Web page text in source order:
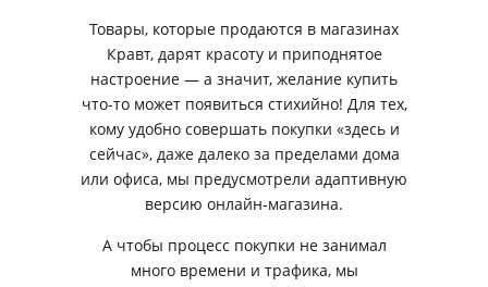
Товары, которые продаются в магазинах
Кравт, дарят красоту и приподнятое
настроение — а значит, желание купить
что-то может появиться стихийно! Для тех,
кому удобно совершать покупки «здесь и
сейчас», даже далеко за пределами дома
или офиса, мы предусмотрели адаптивную
версию онлайн-магазина.
А чтобы процесс покупки не занимал
много времени и трафика, мы